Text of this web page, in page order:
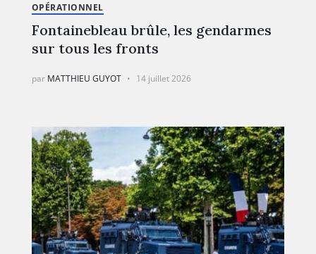
OPÉRATIONNEL
Fontainebleau brûle, les gendarmes
sur tous les fronts
par MATTHIEU GUYOT 14 juillet 2026